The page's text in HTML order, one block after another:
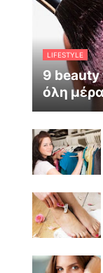
LIFESTYLE
9 beauty
όλη